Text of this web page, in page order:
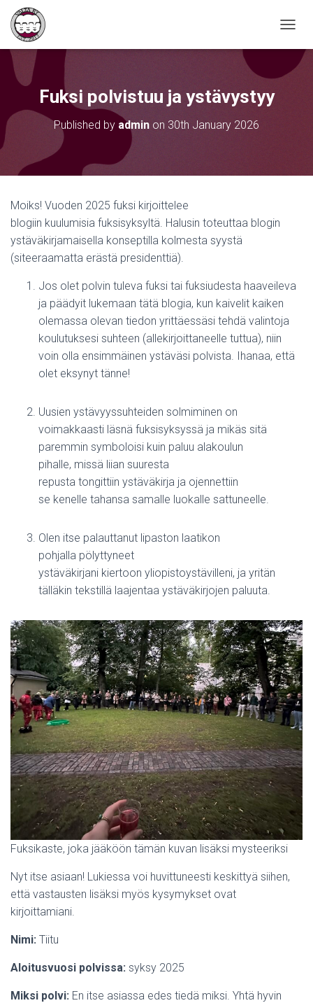
Fuksi polvistuu ja ystävystyy
Published by admin on 30th January 2026
Moiks! Vuoden 2025 fuksi kirjoittelee
blogiin kuulumisia fuksisyksyltä. Halusin toteuttaa blogin
ystäväkirjamaisella konseptilla kolmesta syystä
(siteeraamatta erästä presidenttiä).
Jos olet polvin tuleva fuksi tai fuksiudesta haaveileva
ja päädyit lukemaan tätä blogia, kun kaivelit kaiken
olemassa olevan tiedon yrittäessäsi tehdä valintoja
koulutuksesi suhteen (allekirjoittaneelle tuttua), niin
voin olla ensimmäinen ystäväsi polvista. Ihanaa, että
olet eksynyt tänne!
Uusien ystävyyssuhteiden solmiminen on
voimakkaasti läsnä fuksisyksyssä ja mikäs sitä
paremmin symboloisi kuin paluu alakoulun
pihalle, missä liian suuresta
repusta tongittiin ystäväkirja ja ojennettiin
se kenelle tahansa samalle luokalle sattuneelle.
Olen itse palauttanut lipaston laatikon
pohjalla pölyttyneet
ystäväkirjani kiertoon yliopistoystävilleni, ja yritän
tälläkin tekstillä laajentaa ystäväkirjojen paluuta.
Fuksikaste, joka jääköön tämän kuvan lisäksi mysteeriksi
Nyt itse asiaan! Lukiessa voi huvittuneesti keskittyä siihen,
että vastausten lisäksi myös kysymykset ovat
kirjoittamiani.
Nimi: Tiitu
Aloitusvuosi polvissa: syksy 2025
Miksi polvi: En itse asiassa edes tiedä miksi. Yhtä hyvin